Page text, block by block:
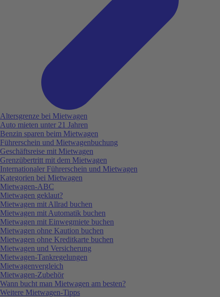
Altersgrenze bei Mietwagen
Auto mieten unter 21 Jahren
Benzin sparen beim Mietwagen
Führerschein und Mietwagenbuchung
Geschäftsreise mit Mietwagen
Grenzübertritt mit dem Mietwagen
Internationaler Führerschein und Mietwagen
Kategorien bei Mietwagen
Mietwagen-ABC
Mietwagen geklaut?
Mietwagen mit Allrad buchen
Mietwagen mit Automatik buchen
Mietwagen mit Einwegmiete buchen
Mietwagen ohne Kaution buchen
Mietwagen ohne Kreditkarte buchen
Mietwagen und Versicherung
Mietwagen-Tankregelungen
Mietwagenvergleich
Mietwagen-Zubehör
Wann bucht man Mietwagen am besten?
Weitere Mietwagen-Tipps